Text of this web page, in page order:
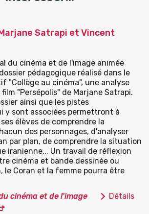
Satrapi et Vincent
du cinéma et de l'image animée
pédagogique réalisé dans le
"Collège au cinéma", une analyse
"Persépolis" de Marjane Satrapi.
ainsi que les pistes
y sont associées permettront à
élèves de comprendre la
des personnages, d'analyser
par plan, de comprendre la situation
iranienne... Un travail de réflexion
cinéma et bande dessinée ou
le Coran et la femme pourra être
cinéma et de l'image
Détails